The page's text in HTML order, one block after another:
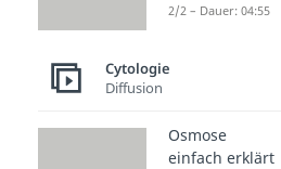
2/2 – Dauer: 04:55
Cytologie
Diffusion
Osmose
einfach erklärt